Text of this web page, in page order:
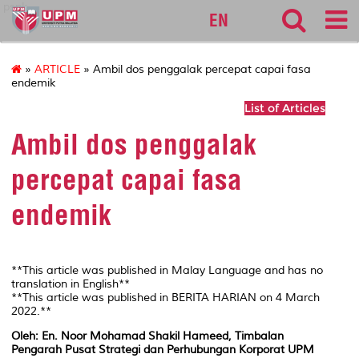
pspk
EN
» ARTICLE » Ambil dos penggalak percepat capai fasa
endemik
List of Articles
Ambil dos penggalak
percepat capai fasa
endemik
**This article was published in Malay Language and has no
translation in English**
**This article was published in BERITA HARIAN on 4 March
2022.**
Oleh: En. Noor Mohamad Shakil Hameed, Timbalan
Pengarah Pusat Strategi dan Perhubungan Korporat UPM